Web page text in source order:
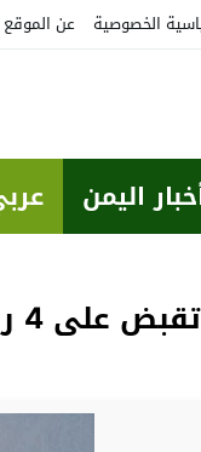
الخصوصية عن الموقع
اليمن
لتفجير طائرة ركاب